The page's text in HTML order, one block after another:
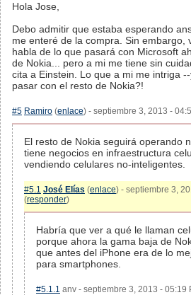
Hola Jose,
Debo admitir que estaba esperando
me enteré de la compra. Sin embargo,
habla de lo que pasará con Microsoft
de Nokia... pero a mi me tiene sin
cita a Einstein. Lo que a mi me intriga
pasar con el resto de Nokia?!
#5 Ramiro (enlace) - septiembre 3, 2013 -
El resto de Nokia seguirá operando
tiene negocios en infraestructura
vendiendo celulares no-inteligentes.
#5.1 José Elías (enlace) - septiembre 3,
(responder)
Habría que ver a qué le llaman
porque ahora la gama baja de
que antes del iPhone era de lo
para smartphones.
#5.1.1 anv - septiembre 3, 2013 - 05:19